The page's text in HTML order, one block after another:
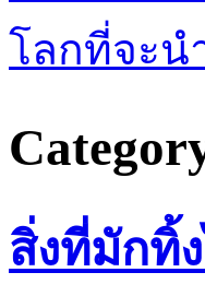
สิ่งที่มักทิ้